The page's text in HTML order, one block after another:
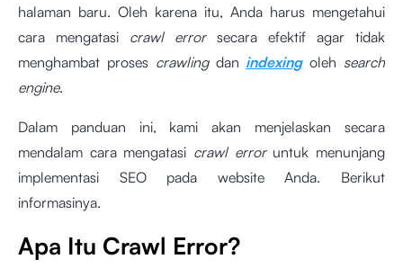
halaman baru. Oleh karena itu, Anda harus mengetahui
cara mengatasi crawl errorsecara efektif agar tidak
menghambat proses crawlingdan indexingoleh search
engine.
Dalam panduan ini, kami akan menjelaskan secara
mendalam cara mengatasi crawl erroruntuk menunjang
implementasi SEO pada website Anda. Berikut
informasinya.
Apa Itu Crawl Error?